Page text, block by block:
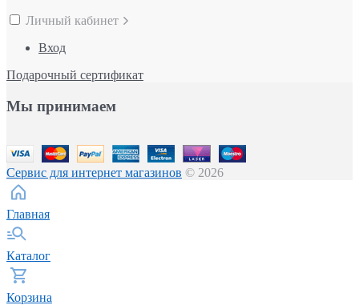
Личный кабинет
Вход
Подарочный сертификат
Мы принимаем
Сервис для интернет магазинов © 2026
Главная
Каталог
Корзина